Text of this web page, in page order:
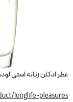
عطر ادکلن زنانه استی لودر
longlife-pleasures/